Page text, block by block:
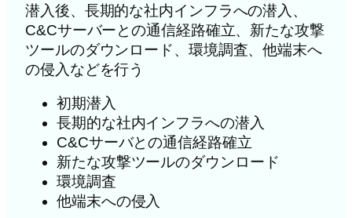
潜入後、長期的な社内インフラへの潜入、
C&Cサーバーとの通信経路確立、新たな攻撃
ツールのダウンロード、環境調査、他端末へ
の侵入などを行う
初期潜入
長期的な社内インフラへの潜入
C&Cサーバとの通信経路確立
新たな攻撃ツールのダウンロード
環境調査
他端末への侵入